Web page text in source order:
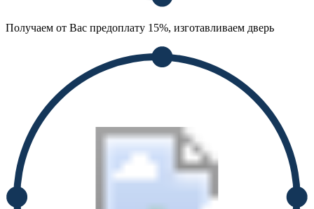
Получаем от Вас предоплату 15%, изготавливаем дверь